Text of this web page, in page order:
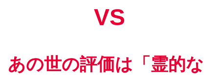
VS
あの世の評価は「霊的な